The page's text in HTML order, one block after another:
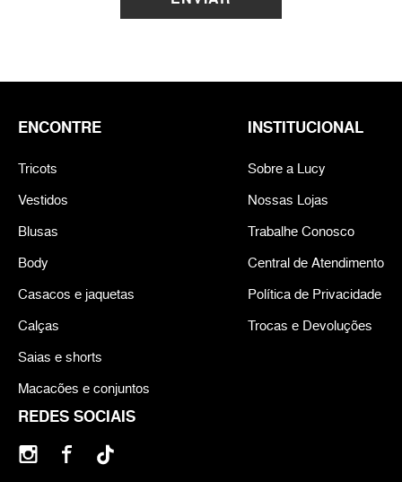
REDES SOCIAIS
ENCONTRE
Tricots
Vestidos
Blusas
Body
Casacos e jaquetas
Calças
Saias e shorts
Macacões e conjuntos
INSTITUCIONAL
Sobre a Lucy
Nossas Lojas
Trabalhe Conosco
Central de Atendimento
Política de Privacidade
Trocas e Devoluções